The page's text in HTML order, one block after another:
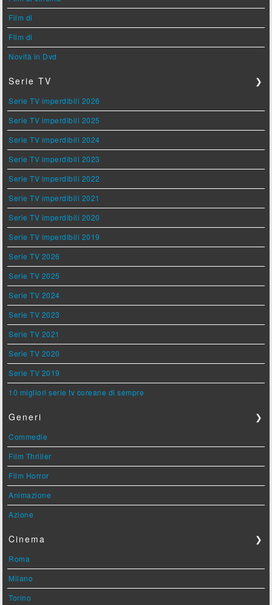
Film di
Film di
Novità in Dvd
Serie TV ❯
Serie TV imperdibili 2026
Serie TV imperdibili 2025
Serie TV imperdibili 2024
Serie TV imperdibili 2023
Serie TV imperdibili 2022
Serie TV imperdibili 2021
Serie TV imperdibili 2020
Serie TV imperdibili 2019
Serie TV 2026
Serie TV 2025
Serie TV 2024
Serie TV 2023
Serie TV 2021
Serie TV 2020
Serie TV 2019
10 migliori serie tv coreane di sempre
Generi ❯
Commedie
Film Thriller
Film Horror
Animazione
Azione
Cinema ❯
Roma
Milano
Torino